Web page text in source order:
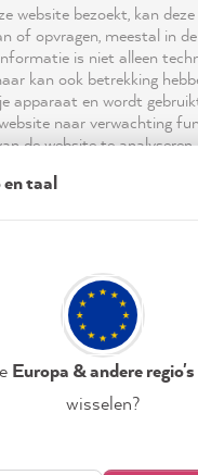
op met
website bezoekt, kan
of opvragen, meestal in
is niet alleen
kan ook betrekking
apparaat en wordt
naar verwachting
de website te
te bieden via de diensten
moment herroepbaar) met
Colofon Instellen
reviews-io
Customer
Farben. Bin Fan!
Hamburg, Germany,
K
Verified Customer
en taal
Europa & andere regio's
wisselen?